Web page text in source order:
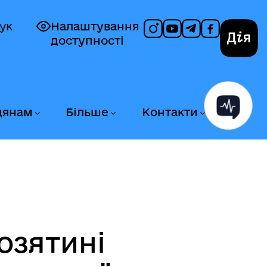
Налаштування
доступності
Більше Контакти